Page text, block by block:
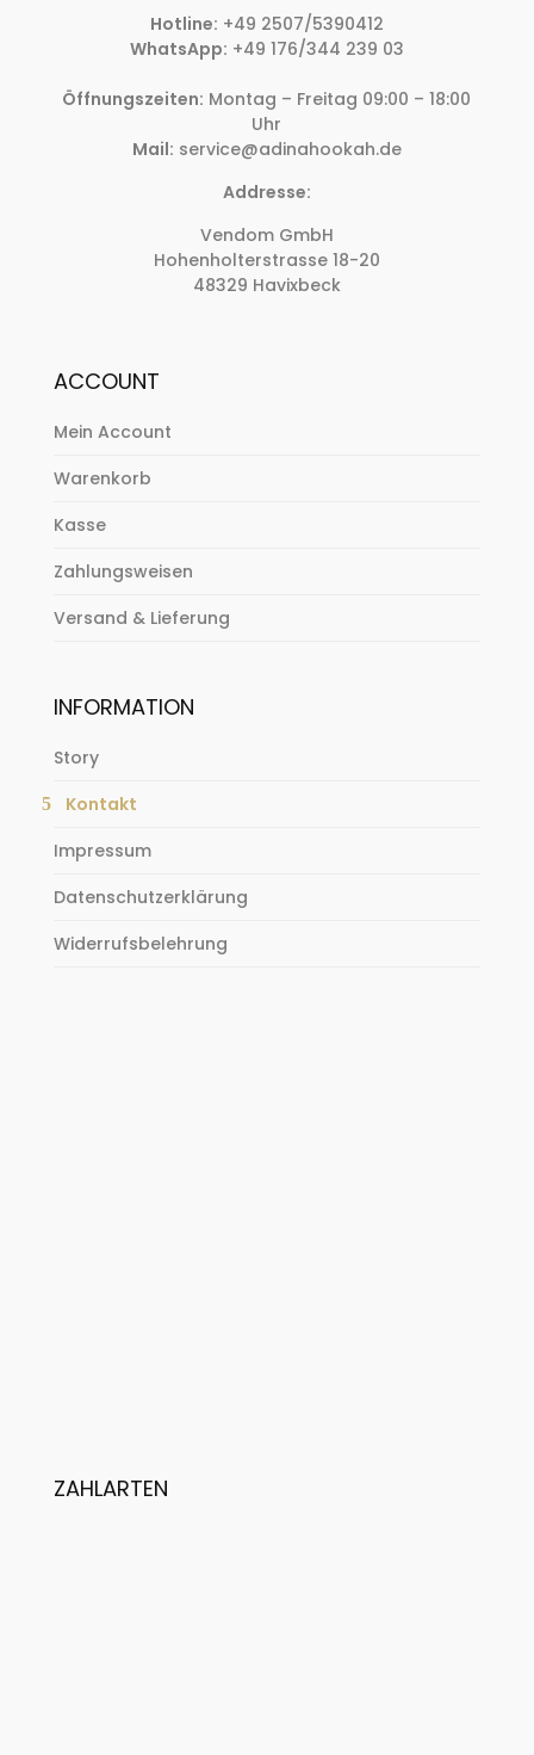
Hotline: +49 2507/5390412
WhatsApp: +49 176/344 239 03
Öffnungszeiten: Montag – Freitag 09:00 – 18:00
Uhr
Mail: service@adinahookah.de
Addresse:
Vendom GmbH
Hohenholterstrasse 18-20
48329 Havixbeck
ACCOUNT
Mein Account
Warenkorb
Kasse
Zahlungsweisen
Versand & Lieferung
INFORMATION
Story
Kontakt
Impressum
Datenschutzerklärung
Widerrufsbelehrung
ZAHLARTEN